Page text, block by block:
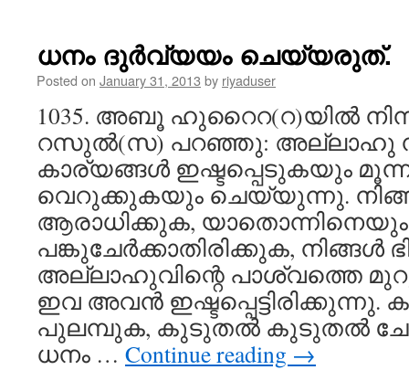
നേരെ
ധനം ദുർവ്യയം ചെയ്യരുത്.
Posted on January 31, 2013 by riyaduser
1035. അബൂ ഹുറൈറ(റ)യിൽ
റസുൽ(സ) പറഞ്ഞു: അല്ലാഹു
കാര്യങ്ങൾ ഇഷ്ടപ്പെടുകയും
വെറുക്കുകയും ചെയ്യുന്നു.
ആരാധിക്കുക,
പങ്കുചേർക്കാതിരിക്കുക, നിങ്ങൾ
അല്ലാഹുവിന്റെ പാശ്വത്തെ
ഇവ അവൻ ഇഷ്ടപ്പെട്ടിരിക്കുന്നു.
പുലമ്പുക, കുടുതൽ കുടുതൽ
ധനം …Continue reading→